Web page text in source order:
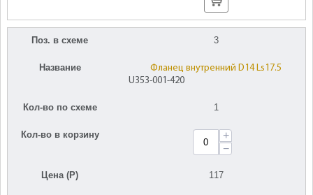
Поз. в схеме 3
Название
Фланец внутренний D14 Ls17.5
U353-001-420
Кол-во по схеме 1
Кол-во в корзину
+
−
Цена (Р) 117